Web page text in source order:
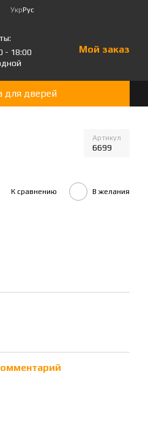
УкрРус
- 18:00
Мой заказ
для дверей
Артикул
6699
К сравнению В желания